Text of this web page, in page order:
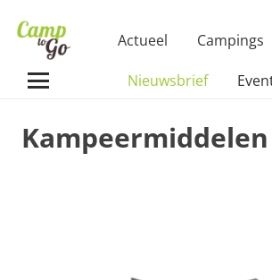
Actueel Campings
Nieuwsbrief
Kampeermiddelen